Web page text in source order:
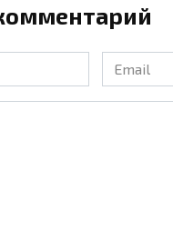
Email
*